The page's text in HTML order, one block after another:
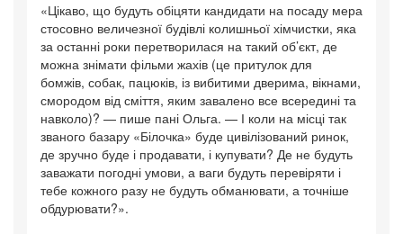
«Цікаво, що будуть обіцяти кандидати на посаду мера
стосовно величезної будівлі колишньої хімчистки, яка
за останні роки перетворилася на такий об’єкт, де
можна знімати фільми жахів (це притулок для
бомжів, собак, пацюків, із вибитими дверима, вікнами,
смородом від сміття, яким завалено все всередині та
навколо)? — пише пані Ольга. — І коли на місці так
званого базару «Білочка» буде цивілізований ринок,
де зручно буде і продавати, і купувати? Де не будуть
заважати погодні умови, а ваги будуть перевіряти і
тебе кожного разу не будуть обманювати, а точніше
обдурювати?».